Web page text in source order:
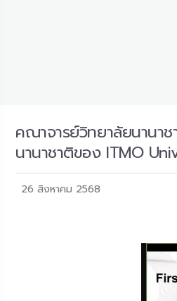
คณาจารย์วิทยาลัยนานาช
นานาชาติของ ITMO
26 สิงหาคม 2568